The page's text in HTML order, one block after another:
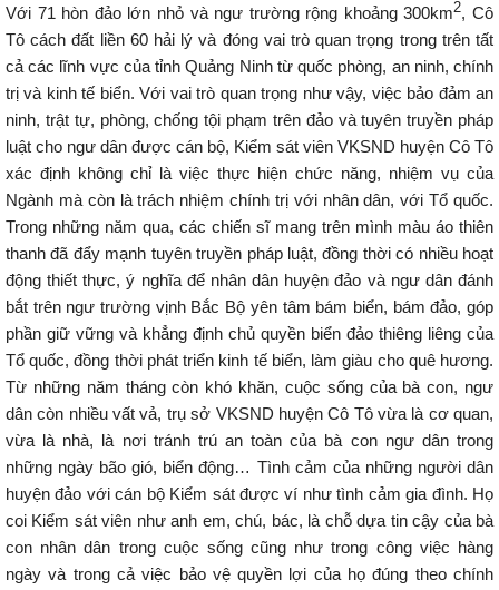
Với 71 hòn đảo lớn nhỏ và ngư trường rộng khoảng 300km2, Cô
Tô cách đất liền 60 hải lý và đóng vai trò quan trọng trong trên tất
cả các lĩnh vực của tỉnh Quảng Ninh từ quốc phòng, an ninh, chính
trị và kinh tế biển. Với vai trò quan trọng như vậy, việc bảo đảm an
ninh, trật tự, phòng, chống tội phạm trên đảo và tuyên truyền pháp
luật cho ngư dân được cán bộ, Kiểm sát viên VKSND huyện Cô Tô
xác định không chỉ là việc thực hiện chức năng, nhiệm vụ của
Ngành mà còn là trách nhiệm chính trị với nhân dân, với Tổ quốc.
Trong những năm qua, các chiến sĩ mang trên mình màu áo thiên
thanh đã đẩy mạnh tuyên truyền pháp luật, đồng thời có nhiều hoạt
động thiết thực, ý nghĩa để nhân dân huyện đảo và ngư dân đánh
bắt trên ngư trường vịnh Bắc Bộ yên tâm bám biển, bám đảo, góp
phần giữ vững và khẳng định chủ quyền biển đảo thiêng liêng của
Tổ quốc, đồng thời phát triển kinh tế biển, làm giàu cho quê hương.
Từ những năm tháng còn khó khăn, cuộc sống của bà con, ngư
dân còn nhiều vất vả, trụ sở VKSND huyện Cô Tô vừa là cơ quan,
vừa là nhà, là nơi tránh trú an toàn của bà con ngư dân trong
những ngày bão gió, biển động… Tình cảm của những người dân
huyện đảo với cán bộ Kiểm sát được ví như tình cảm gia đình. Họ
coi Kiểm sát viên như anh em, chú, bác, là chỗ dựa tin cậy của bà
con nhân dân trong cuộc sống cũng như trong công việc hàng
ngày và trong cả việc bảo vệ quyền lợi của họ đúng theo chính